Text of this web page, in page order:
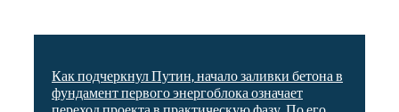
Как подчеркнул Путин, начало заливки бетона в
фундамент первого энергоблока означает